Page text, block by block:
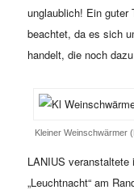
unglaublich! Ein guter
beachtet, da es sich
handelt, die noch
Kleiner Weinschwärmer
LANIUS
„Leuchtnacht“ am